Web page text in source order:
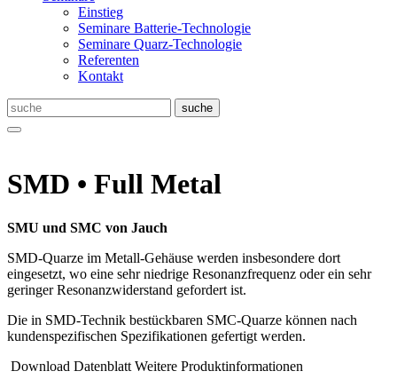
Einstieg
Seminare Batterie-Technologie
Seminare Quarz-Technologie
Referenten
Kontakt
SMD • Full Metal
SMU und SMC von Jauch
SMD-Quarze im Metall-Gehäuse werden insbesondere dort
eingesetzt, wo eine sehr niedrige Resonanzfrequenz oder ein sehr
geringer Resonanzwiderstand gefordert ist.
Die in SMD-Technik bestückbaren SMC-Quarze können nach
kundenspezifischen Spezifikationen gefertigt werden.
Download Datenblatt Weitere Produktinformationen